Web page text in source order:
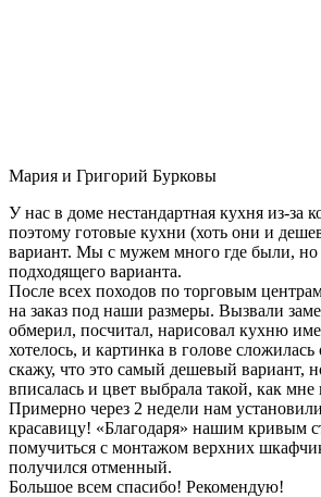
Мария и Григорий Бурковы
У нас в доме нестандартная кухня из-за
поэтому готовые кухни (хоть они и
вариант. Мы с мужем много где были,
подходящего варианта.
После всех походов по торговым
на заказ под наши размеры. Вызвали
обмерил, посчитал, нарисовал кухню
хотелось, и картинка в голове
скажу, что это самый дешевый вариант,
вписалась и цвет выбрала такой, как мне
Примерно через 2 недели нам
красавицу! «Благодаря» нашим кривым
помучиться с монтажом верхних
получился отменный.
Большое всем спасибо! Рекомендую!